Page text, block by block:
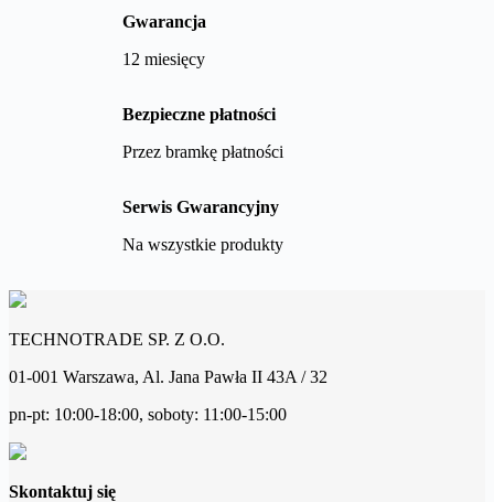
Gwarancja
12 miesięcy
Bezpieczne płatności
Przez bramkę płatności
Serwis Gwarancyjny
Na wszystkie produkty
TECHNOTRADE SP. Z O.O.
01-001 Warszawa, Al. Jana Pawła II 43A / 32
pn-pt: 10:00-18:00, soboty: 11:00-15:00
Skontaktuj się